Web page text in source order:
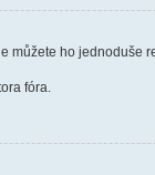
můžete ho jednoduše
fóra.